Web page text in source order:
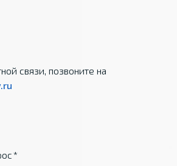
связи, позвоните на